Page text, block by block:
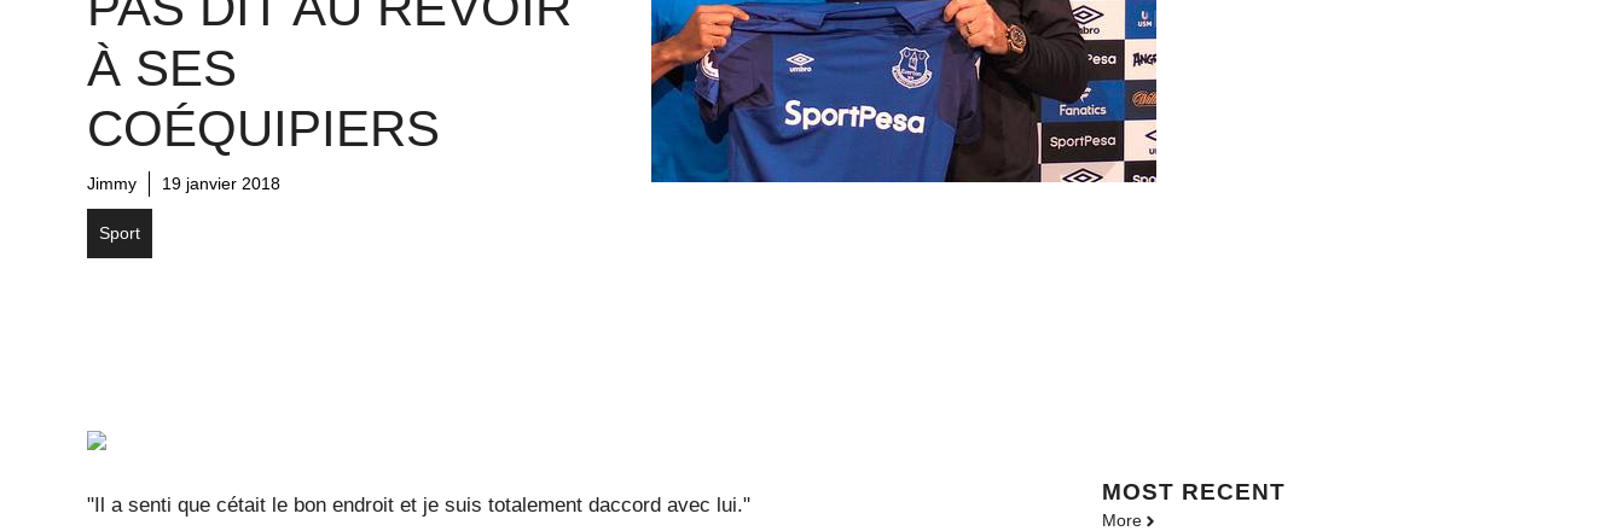
À SES
COÉQUIPIERS
Jimmy 19 janvier 2018
Sport
"Il a senti que cétait le bon endroit et je suis totalement daccord avec lui." MOST RECENT
More